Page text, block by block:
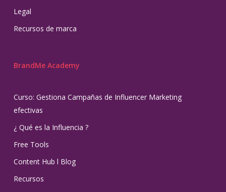
Legal
Recursos de marca
BrandMe Academy
Curso: Gestiona Campañas de Influencer Marketing
efectivas
¿ Qué es la Influencia ?
Free Tools
Content Hub l Blog
Recursos